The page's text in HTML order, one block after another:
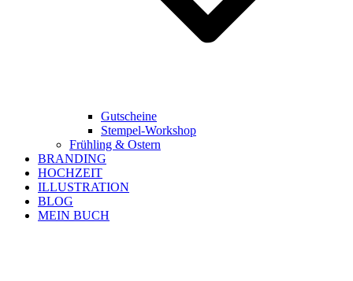
Gutscheine
Stempel-Workshop
Frühling & Ostern
BRANDING
HOCHZEIT
ILLUSTRATION
BLOG
MEIN BUCH